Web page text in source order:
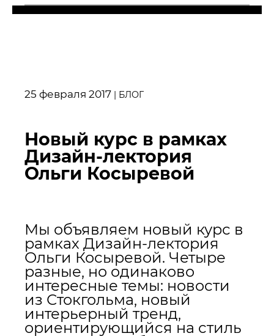
25 февраля 2017 БЛОГ
Новый курс в рамках
Дизайн-лектория
Ольги Косыревой
Мы объявляем новый курс в
рамках Дизайн-лектория
Ольги Косыревой. Четыре
разные, но одинаково
интересные темы: новости
из Стокгольма, новый
интерьерный тренд,
ориентирующийся на стиль